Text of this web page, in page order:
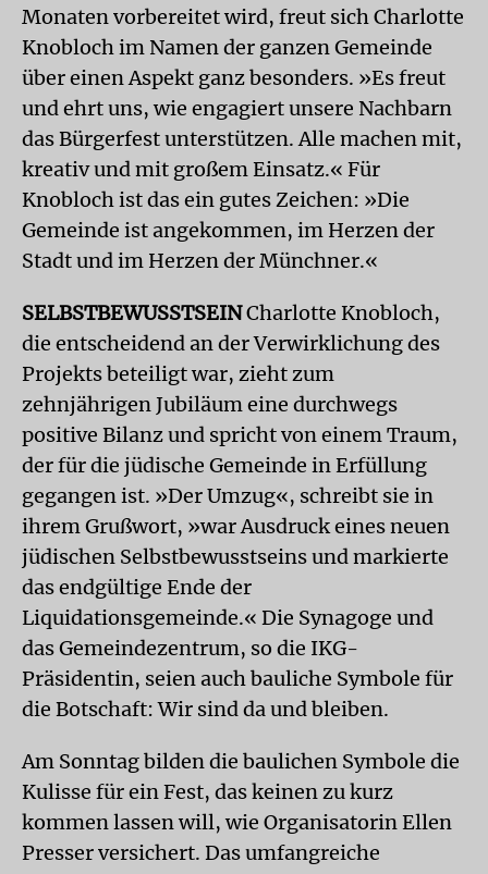
Monaten vorbereitet wird, freut sich Charlotte
Knobloch im Namen der ganzen Gemeinde
über einen Aspekt ganz besonders. »Es freut
und ehrt uns, wie engagiert unsere Nachbarn
das Bürgerfest unterstützen. Alle machen mit,
kreativ und mit großem Einsatz.« Für
Knobloch ist das ein gutes Zeichen: »Die
Gemeinde ist angekommen, im Herzen der
Stadt und im Herzen der Münchner.«
SELBSTBEWUSSTSEINCharlotte Knobloch,
die entscheidend an der Verwirklichung des
Projekts beteiligt war, zieht zum
zehnjährigen Jubiläum eine durchwegs
positive Bilanz und spricht von einem Traum,
der für die jüdische Gemeinde in Erfüllung
gegangen ist. »Der Umzug«, schreibt sie in
ihrem Grußwort, »war Ausdruck eines neuen
jüdischen Selbstbewusstseins und markierte
das endgültige Ende der
Liquidationsgemeinde.« Die Synagoge und
das Gemeindezentrum, so die IKG-
Präsidentin, seien auch bauliche Symbole für
die Botschaft: Wir sind da und bleiben.
Am Sonntag bilden die baulichen Symbole die
Kulisse für ein Fest, das keinen zu kurz
kommen lassen will, wie Organisatorin Ellen
Presser versichert. Das umfangreiche